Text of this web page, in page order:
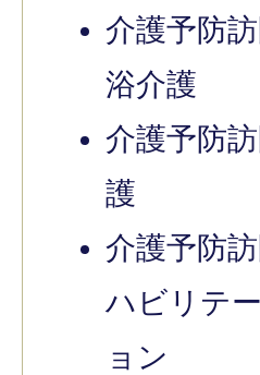
介護予防
浴介護
介護予防
護
介護予防訪
ハビリテ
ョン